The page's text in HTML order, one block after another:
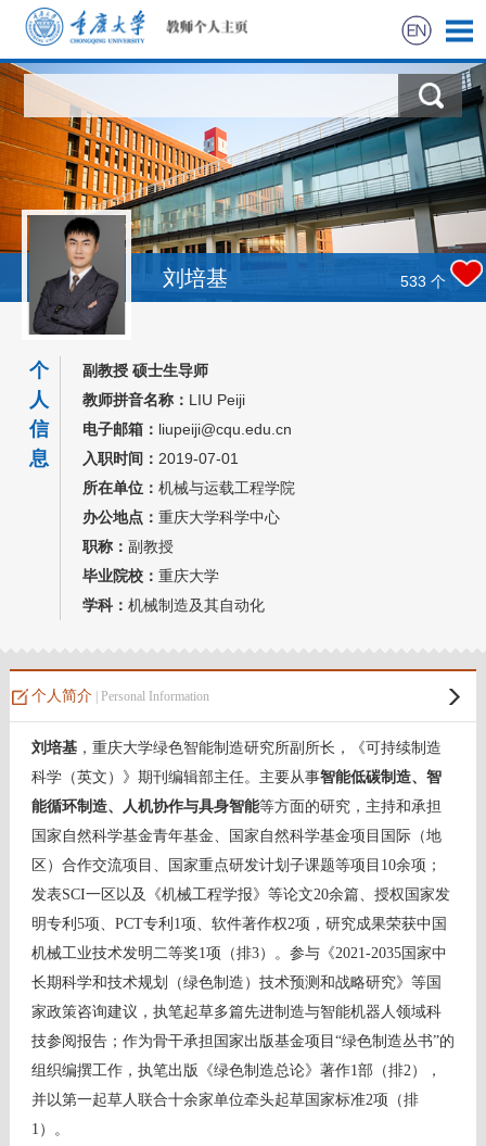
首页
科学研究
教学研究
获奖信息
招生信息
学生信息
我的相册
教师博客
刘培基 533 个
个
人
信
息
副教授 硕士生导师
教师拼音名称： LIU Peiji
电子邮箱： liupeiji@cqu.edu.cn
入职时间： 2019-07-01
所在单位： 机械与运载工程学院
办公地点： 重庆大学科学中心
职称： 副教授
毕业院校： 重庆大学
学科： 机械制造及其自动化
个人简介| Personal Information
刘培基，重庆大学绿色智能制造研究所副所长，《可持续制造
科学（英文）》期刊编辑部主任。主要从事智能低碳制造、智
能循环制造、人机协作与具身智能等方面的研究，主持和承担
国家自然科学基金青年基金、国家自然科学基金项目国际（地
区）合作交流项目、国家重点研发计划子课题等项目 10余项；
发表SCI一区以及《机械工程学报》等论文20余篇、授权国家发
明专利 5项、 PCT专利 1项、软件著作权2项，研究成果荣获中国
机械工业技术发明二等奖1项（排3）。参与《2021-2035国家中
长期科学和技术规划（绿色制造）技术预测和战略研究》等国
家政策咨询建议，执笔起草多篇先进制造与智能机器人领域科
技参阅报告；作为骨干承担国家出版基金项目“绿色制造丛书”的
组织编撰工作，执笔出版《绿色制造总论》著作1部（排2），
并以第一起草人联合十余家单位牵头起草国家标准2项（排
1 ）。